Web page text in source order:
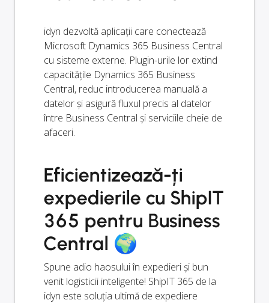
idyn dezvoltă aplicații care conectează
Microsoft Dynamics 365 Business Central
cu sisteme externe. Plugin-urile lor extind
capacitățile Dynamics 365 Business
Central, reduc introducerea manuală a
datelor și asigură fluxul precis al datelor
între Business Central și serviciile cheie de
afaceri.
Eficientizează-ți
expedierile cu ShipIT
365 pentru Business
Central 🌍
Spune adio haosului în expedieri și bun
venit logisticii inteligente! ShipIT 365 de la
idyn este soluția ultimă de expediere